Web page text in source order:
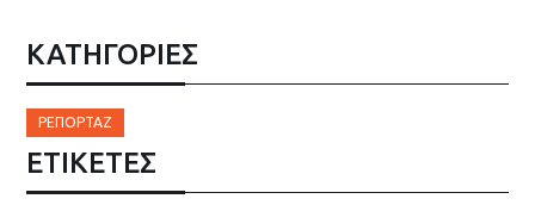
ΚΑΤΗΓΟΡΙΕΣ
ΡΕΠΟΡΤΆΖ
ΕΤΙΚΈΤΕΣ